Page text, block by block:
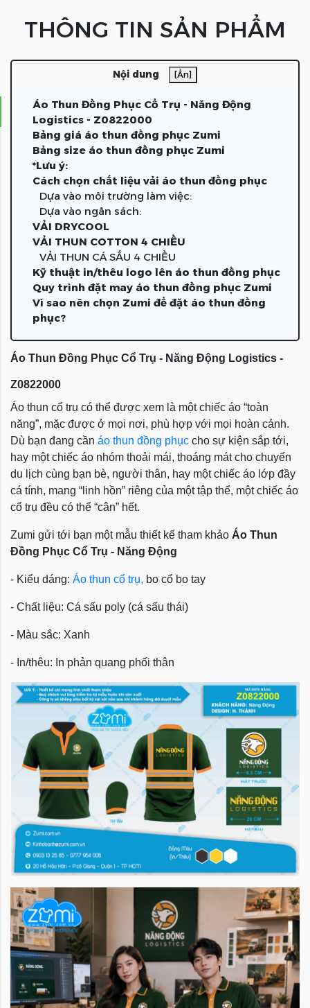
THÔNG TIN SẢN PHẨM
Nội dung [Ẩn]
Áo Thun Đồng Phục Cổ Trụ - Năng Động
Logistics - Z0822000
Bảng giá áo thun đồng phục Zumi
Bảng size áo thun đồng phục Zumi
*Lưu ý:
Cách chọn chất liệu vải áo thun đồng phục
Dựa vào môi trường làm việc:
Dựa vào ngân sách:
VẢI DRYCOOL
VẢI THUN COTTON 4 CHIỀU
VẢI THUN CÁ SẤU 4 CHIỀU
Kỹ thuật in/thêu logo lên áo thun đồng phục
Quy trình đặt may áo thun đồng phục Zumi
Vì sao nên chọn Zumi để đặt áo thun đồng
phục?
Áo Thun Đồng Phục Cổ Trụ - Năng Động Logistics -
Z0822000
Áo thun cổ trụ có thể được xem là một chiếc áo “toàn
năng”, mặc được ở mọi nơi, phù hợp với mọi hoàn cảnh.
Dù bạn đang cần áo thun đồng phục cho sự kiện sắp tới,
hay một chiếc áo nhóm thoải mái, thoáng mát cho chuyến
du lịch cùng bạn bè, người thân, hay một chiếc áo lớp đầy
cá tính, mang “linh hồn” riêng của một tập thể, một chiếc áo
cổ trụ đều có thể “cân” hết.
Zumi gửi tới bạn một mẫu thiết kế tham khảo Áo Thun
Đồng Phục Cổ Trụ - Năng Động
- Kiểu dáng: Áo thun cổ trụ, bo cổ bo tay
- Chất liệu: Cá sấu poly (cá sấu thái)
- Màu sắc: Xanh
- In/thêu: In phản quang phối thân